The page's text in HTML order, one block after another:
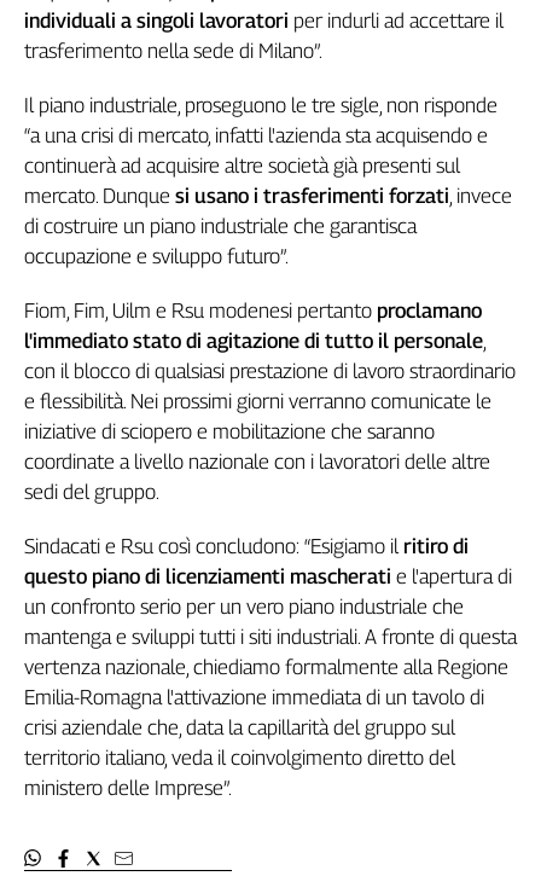
Inserti
Diffusa
InFlai
Le
trasmissioni
tv
in
Progress
L'Italia
nel
Lavoro
Territori
Abruzzo-
Alto
Adige
Basilicata
Calabria
Campania
Emilia-
Romagna
Friuli
Venezia
Lazio
individuali a singoli lavoratori per indurli ad accettare il
trasferimento nella sede di Milano”.
Il piano industriale, proseguono le tre sigle, non risponde
“a una crisi di mercato, infatti l'azienda sta acquisendo e
continuerà ad acquisire altre società già presenti sul
mercato. Dunque si usano i trasferimenti forzati, invece
di costruire un piano industriale che garantisca
occupazione e sviluppo futuro”.
Fiom, Fim, Uilm e Rsu modenesi pertanto proclamano
l'immediato stato di agitazione di tutto il personale,
con il blocco di qualsiasi prestazione di lavoro straordinario
e flessibilità. Nei prossimi giorni verranno comunicate le
iniziative di sciopero e mobilitazione che saranno
coordinate a livello nazionale con i lavoratori delle altre
sedi del gruppo.
Sindacati e Rsu così concludono: “Esigiamo il ritiro di
questo piano di licenziamenti mascherati e l'apertura di
un confronto serio per un vero piano industriale che
mantenga e sviluppi tutti i siti industriali. A fronte di questa
vertenza nazionale, chiediamo formalmente alla Regione
Emilia-Romagna l'attivazione immediata di un tavolo di
crisi aziendale che, data la capillarità del gruppo sul
territorio italiano, veda il coinvolgimento diretto del
ministero delle Imprese”.